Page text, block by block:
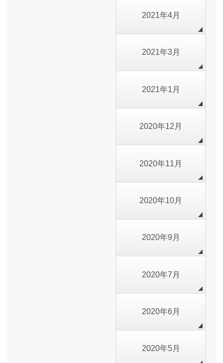
2021年4月
2021年3月
2021年1月
2020年12月
2020年11月
2020年10月
2020年9月
2020年7月
2020年6月
2020年5月